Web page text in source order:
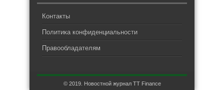
Контакты
Политика конфиденциальности
Правообладателям
© 2019. Новостной журнал TT Finance